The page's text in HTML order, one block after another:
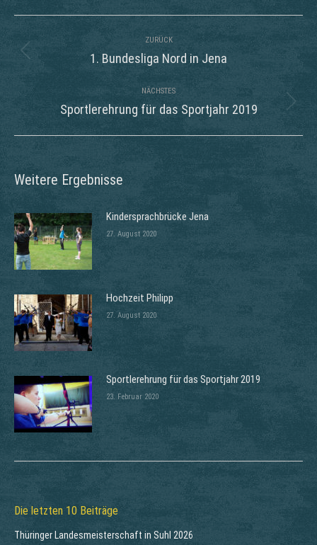
Kommentarnavigation
ZURÜCK
Vorheriger
1. Bundesliga Nord in Jena
NÄCHSTES
Nächster
Sportlerehrung für das Sportjahr 2019
Weitere Ergebnisse
Kindersprachbrücke Jena
27. August 2020
Hochzeit Philipp
27. August 2020
Sportlerehrung für das Sportjahr 2019
23. Februar 2020
Die letzten 10 Beiträge
Thüringer Landesmeisterschaft in Suhl 2026